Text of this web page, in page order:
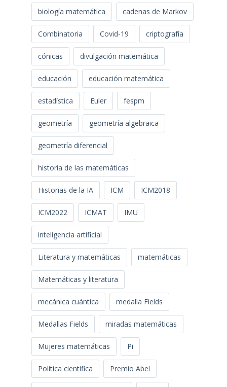
biología matemática cadenas de Markov
Combinatoria Covid-19 criptografía
cónicas divulgación matemática
educación educación matemática
estadística Euler fespm
geometría geometría algebraica
geometría diferencial
historia de las matemáticas
Historias de la IA ICM ICM2018
ICM2022 ICMAT IMU
inteligencia artificial
Literatura y matemáticas matemáticas
Matemáticas y literatura
mecánica cuántica medalla Fields
Medallas Fields miradas matemáticas
Mujeres matemáticas Pi
Política científica Premio Abel